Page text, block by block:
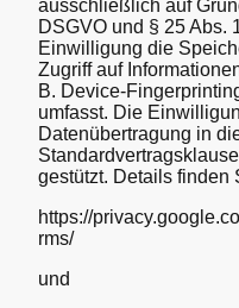
ausschließlich auf
DSGVO und § 25 Abs.
Einwilligung die
Zugriff auf
B. Device-
umfasst. Die
Datenübertragung in
gestützt. Details finden
https://
rms/
und